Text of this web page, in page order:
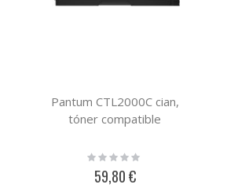
Pantum CTL2000C cian,
tóner compatible
Rating:
59,80 €